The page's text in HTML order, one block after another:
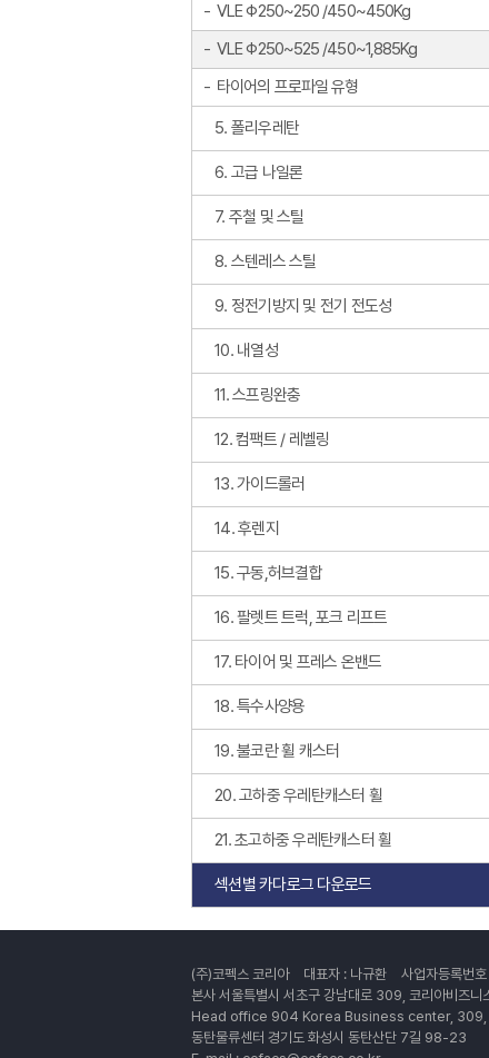
VLE Φ250~250 /450~450Kg
VLE Φ250~525 /450~1,885Kg
타이어의 프로파일 유형
5. 폴리우레탄
6. 고급 나일론
7. 주철 및 스틸
8. 스텐레스 스틸
9. 정전기방지 및 전기 전도성
10. 내열성
11. 스프링완충
12. 컴팩트 / 레벨링
13. 가이드롤러
14. 후렌지
15. 구동,허브결합
16. 팔렛트 트럭, 포크 리프트
17. 타이어 및 프레스 온밴드
18. 특수사양용
19. 불코란 휠 캐스터
20. 고하중 우레탄캐스터 휠
21. 초고하중 우레탄캐스터 휠
섹션별 카다로그 다운로드
(주)코펙스 코리아 대표자 : 나규환
사업자등록번
본사 서울특별시 서초구 강남대로 309, 코리아비즈
Head office 904 Korea Business center,
동탄물류센터 경기도 화성시 동탄산단 7길 98-23